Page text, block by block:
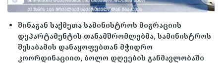
შინაგან საქმეთა სამინისტროს მიგრაციის
დეპარტამენტის თანამშრომლებმა, სამინისტროს
შესაბამის დანაყოფებთან მჭიდრო
კოორდინაციით, ბოლო დღეების განმავლობაში